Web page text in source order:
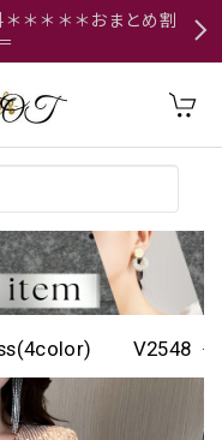
＊＊＊＊おまとめ割
V2548